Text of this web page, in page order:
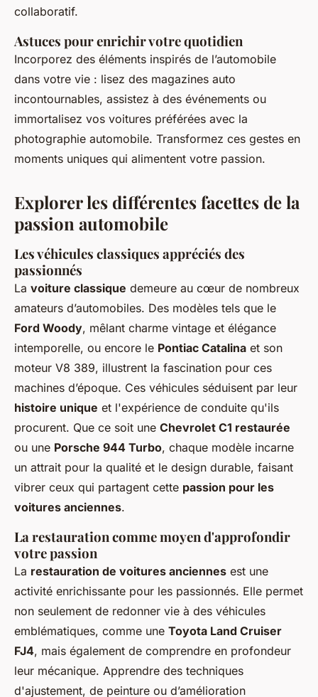
collaboratif.
Astuces pour enrichir votre quotidien
Incorporez des éléments inspirés de l’automobile
dans votre vie : lisez des magazines auto
incontournables, assistez à des événements ou
immortalisez vos voitures préférées avec la
photographie automobile. Transformez ces gestes en
moments uniques qui alimentent votre passion.
Explorer les différentes facettes de la
passion automobile
Les véhicules classiques appréciés des
passionnés
La voiture classique demeure au cœur de nombreux
amateurs d’automobiles. Des modèles tels que le
Ford Woody, mêlant charme vintage et élégance
intemporelle, ou encore le Pontiac Catalina et son
moteur V8 389, illustrent la fascination pour ces
machines d’époque. Ces véhicules séduisent par leur
histoire unique et l'expérience de conduite qu'ils
procurent. Que ce soit une Chevrolet C1 restaurée
ou une Porsche 944 Turbo, chaque modèle incarne
un attrait pour la qualité et le design durable, faisant
vibrer ceux qui partagent cette passion pour les
voitures anciennes.
La restauration comme moyen d'approfondir
votre passion
La restauration de voitures anciennes est une
activité enrichissante pour les passionnés. Elle permet
non seulement de redonner vie à des véhicules
emblématiques, comme une Toyota Land Cruiser
FJ4, mais également de comprendre en profondeur
leur mécanique. Apprendre des techniques
d'ajustement, de peinture ou d’amélioration